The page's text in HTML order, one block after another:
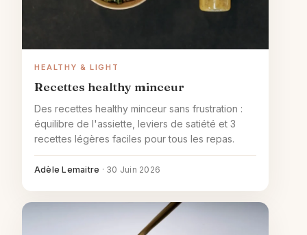
HEALTHY & LIGHT
Recettes healthy minceur
Des recettes healthy minceur sans frustration :
équilibre de l'assiette, leviers de satiété et 3
recettes légères faciles pour tous les repas.
Adèle Lemaitre · 30 Juin 2026